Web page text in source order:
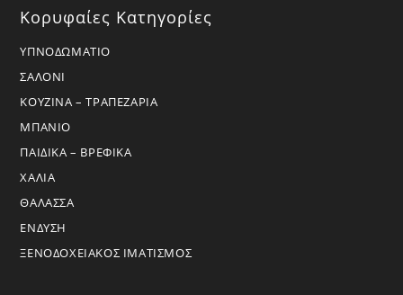
Κορυφαίες Κατηγορίες
ΥΠΝΟΔΩΜΑΤΙΟ
ΣΑΛΟΝΙ
ΚΟΥΖΙΝΑ – ΤΡΑΠΕΖΑΡΙΑ
ΜΠΑΝΙΟ
ΠΑΙΔΙΚΑ – ΒΡΕΦΙΚΑ
ΧΑΛΙΑ
ΘΑΛΑΣΣΑ
ΕΝΔΥΣΗ
ΞΕΝΟΔΟΧΕΙΑΚΟΣ ΙΜΑΤΙΣΜΟΣ